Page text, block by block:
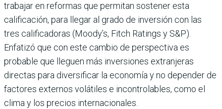
trabajar en reformas que permitan sostener esta
calificación, para llegar al grado de inversión con las
tres calificadoras (Moody’s, Fitch Ratings y S&P).
Enfatizó que con este cambio de perspectiva es
probable que lleguen más inversiones extranjeras
directas para diversificar la economía y no depender de
factores externos volátiles e incontrolables, como el
clima y los precios internacionales.